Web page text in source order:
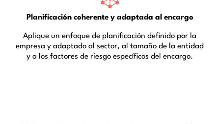
Planificación coherente y adaptada al encargo
Aplique un enfoque de planificación definido por la
empresa y adaptado al sector, al tamaño de la entidad
y a los factores de riesgo específicos del encargo.